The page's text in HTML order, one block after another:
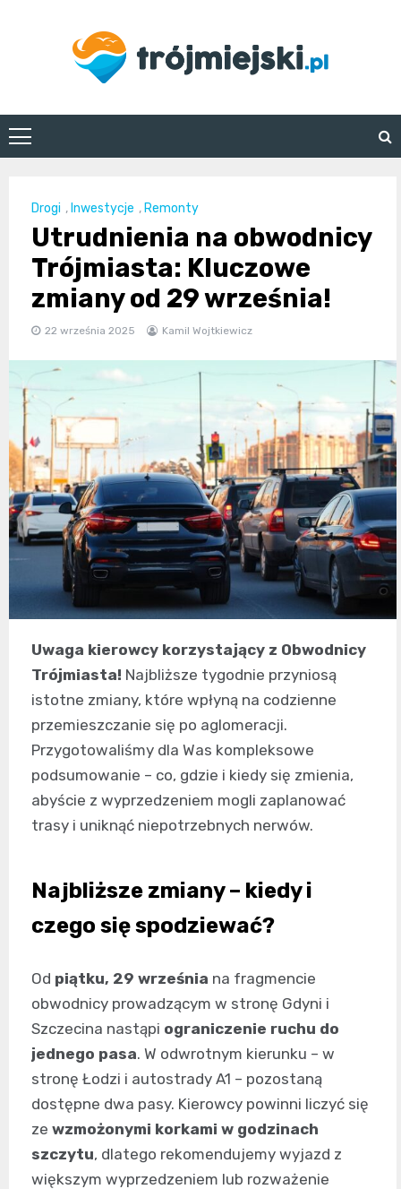
trojmiejski.pl
Drogi , Inwestycje , Remonty
Utrudnienia na obwodnicy
Trójmiasta: Kluczowe
zmiany od 29 września!
22 września 2025 Kamil Wojtkiewicz
Uwaga kierowcy korzystający z Obwodnicy
Trójmiasta! Najbliższe tygodnie przyniosą
istotne zmiany, które wpłyną na codzienne
przemieszczanie się po aglomeracji.
Przygotowaliśmy dla Was kompleksowe
podsumowanie – co, gdzie i kiedy się zmienia,
abyście z wyprzedzeniem mogli zaplanować
trasy i uniknąć niepotrzebnych nerwów.
Najbliższe zmiany – kiedy i
czego się spodziewać?
Od piątku, 29 września na fragmencie
obwodnicy prowadzącym w stronę Gdyni i
Szczecina nastąpi ograniczenie ruchu do
jednego pasa. W odwrotnym kierunku – w
stronę Łodzi i autostrady A1 – pozostaną
dostępne dwa pasy. Kierowcy powinni liczyć się
ze wzmożonymi korkami w godzinach
szczytu, dlatego rekomendujemy wyjazd z
większym wyprzedzeniem lub rozważenie